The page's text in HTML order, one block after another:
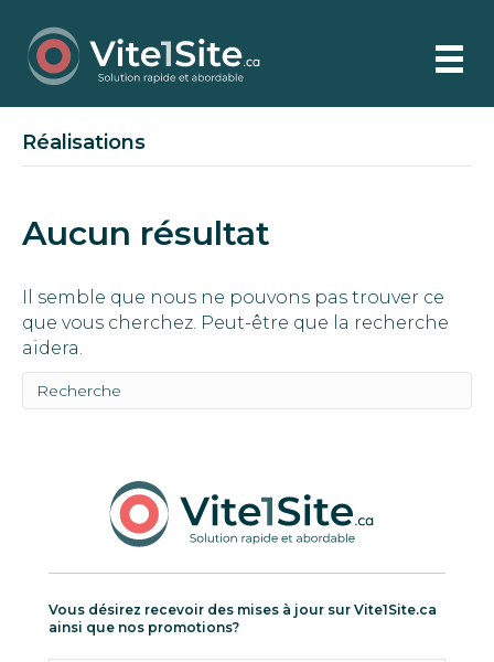
Réalisations
Aucun résultat
Il semble que nous ne pouvons pas trouver ce
que vous cherchez. Peut-être que la recherche
aidera.
Vous désirez recevoir des mises à jour sur Vite1Site.ca
ainsi que nos promotions?